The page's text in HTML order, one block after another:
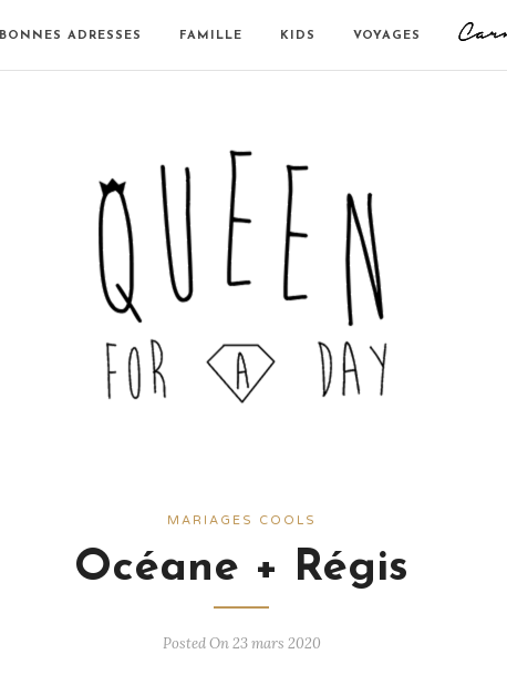
BONNES ADRESSES FAMILLE KIDS VOYAGES
MARIAGES COOLS
Océane + Régis
Posted On 23 mars 2020